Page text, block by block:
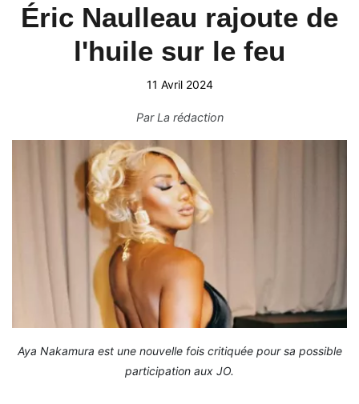
Éric Naulleau rajoute de
l'huile sur le feu
11 Avril 2024
ParLa rédaction
Aya Nakamura est une nouvelle fois critiquée pour sa possible
participation aux JO.